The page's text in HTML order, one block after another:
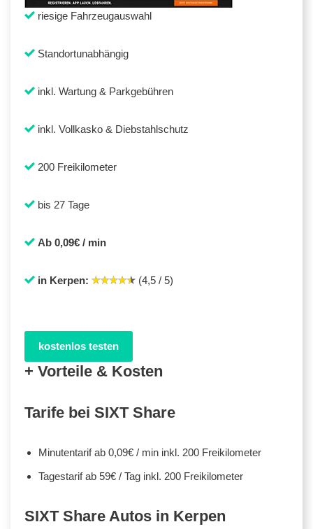
riesige Fahrzeugauswahl
Standortunabhängig
inkl. Wartung & Parkgebühren
inkl. Vollkasko & Diebstahlschutz
200 Freikilometer
bis 27 Tage
Ab 0,09€ / min
in Kerpen: (4,5 / 5)
kostenlos testen
+ Vorteile & Kosten
Tarife bei SIXT Share
Minutentarif ab 0,09€ / min inkl. 200 Freikilometer
Tagestarif ab 59€ / Tag inkl. 200 Freikilometer
SIXT Share Autos in Kerpen